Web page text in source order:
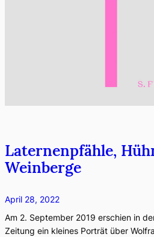
Laternenpfähle,
Weinberge
April 28, 2022
Am 2. September 2019 erschien in
Zeitung ein kleines Porträt über